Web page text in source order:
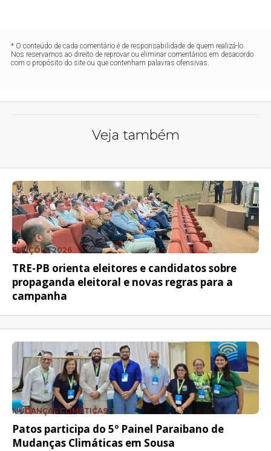
* O conteúdo de cada comentário é de responsabilidade de quem realizá-lo.
Nos reservamos ao direito de reprovar ou eliminar comentários em desacordo
com o propósito do site ou que contenham palavras ofensivas.
Veja também
ELEIÇÕES 2026
TRE-PB orienta eleitores e candidatos sobre
propaganda eleitoral e novas regras para a
campanha
MUDANÇAS CLIMÁTICAS
Patos participa do 5º Painel Paraibano de
Mudanças Climáticas em Sousa